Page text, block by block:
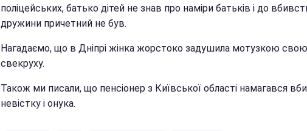
поліцейських, батько дітей не знав про наміри батьків і до
дружини причетний не був.
Нагадаємо, що в Дніпрі жінка жорстоко задушила мотузкою свою
свекруху.
Також ми писали, що пенсіонер з Київської області намагався
невістку і онука.